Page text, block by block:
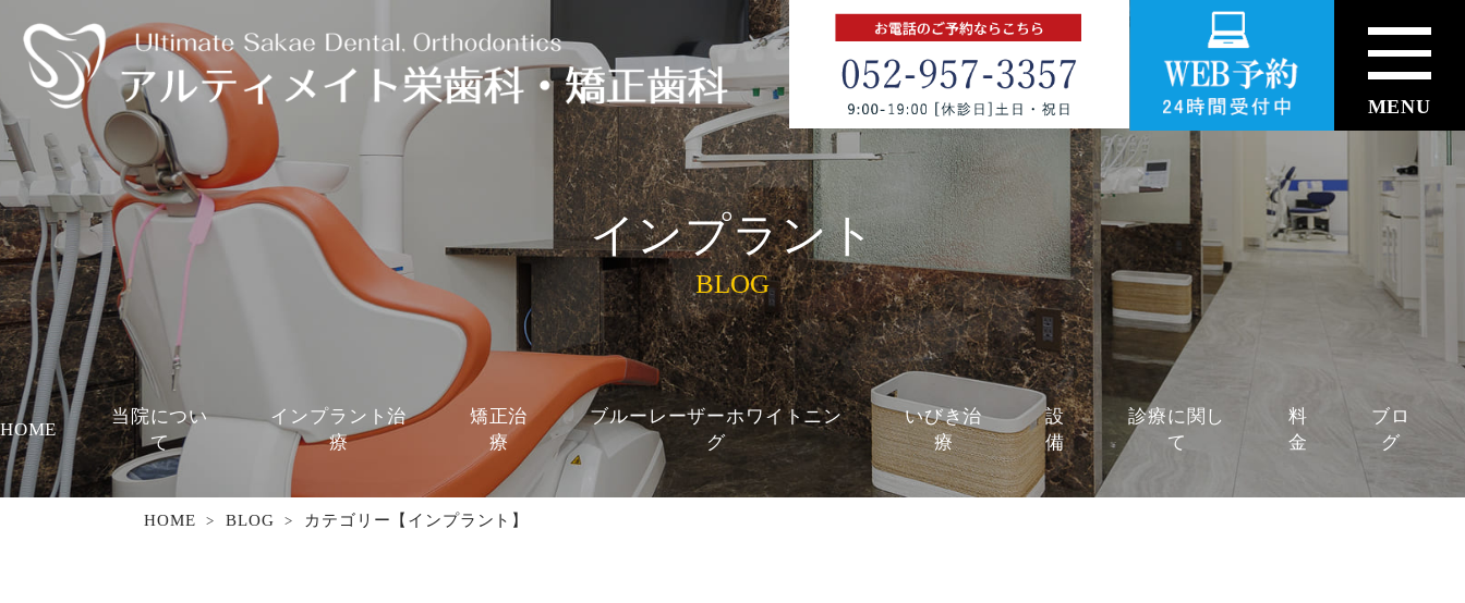
MENU
インプラント
BLOG
HOME
当院につい
て
インプラント治
療
矯正治
療
ブルーレーザーホワイトニン
グ
いびき治
療
設
備
診療に関し
て
料
金
ブロ
グ
HOME BLOG カテゴリー【インプラント】